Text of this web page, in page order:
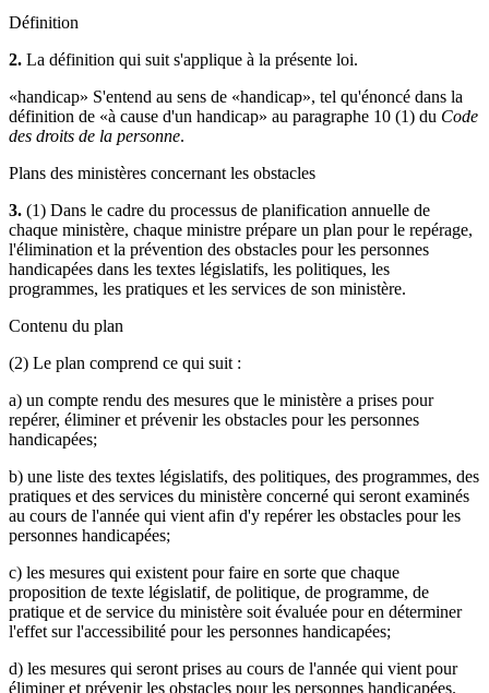
Définition
2. La définition qui suit s'applique à la présente loi.
«handicap» S'entend au sens de «handicap», tel qu'énoncé dans la
définition de «à cause d'un handicap» au paragraphe 10 (1) du Code
des droits de la personne.
Plans des ministères concernant les obstacles
3. (1) Dans le cadre du processus de planification annuelle de
chaque ministère, chaque ministre prépare un plan pour le repérage,
l'élimination et la prévention des obstacles pour les personnes
handicapées dans les textes législatifs, les politiques, les
programmes, les pratiques et les services de son ministère.
Contenu du plan
(2) Le plan comprend ce qui suit :
a) un compte rendu des mesures que le ministère a prises pour
repérer, éliminer et prévenir les obstacles pour les personnes
handicapées;
b) une liste des textes législatifs, des politiques, des programmes, des
pratiques et des services du ministère concerné qui seront examinés
au cours de l'année qui vient afin d'y repérer les obstacles pour les
personnes handicapées;
c) les mesures qui existent pour faire en sorte que chaque
proposition de texte législatif, de politique, de programme, de
pratique et de service du ministère soit évaluée pour en déterminer
l'effet sur l'accessibilité pour les personnes handicapées;
d) les mesures qui seront prises au cours de l'année qui vient pour
éliminer et prévenir les obstacles pour les personnes handicapées.